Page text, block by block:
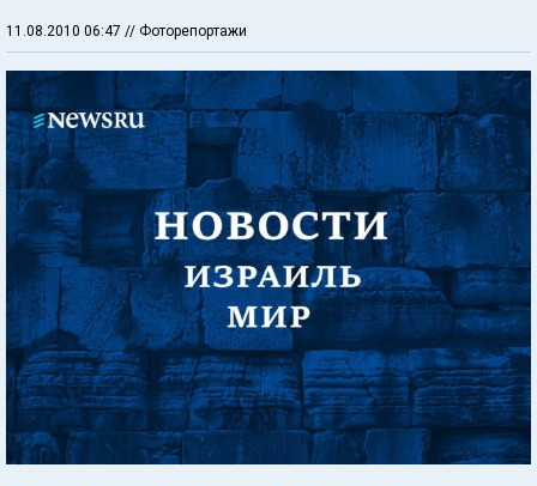
11.08.2010 06:47 // Фоторепортажи